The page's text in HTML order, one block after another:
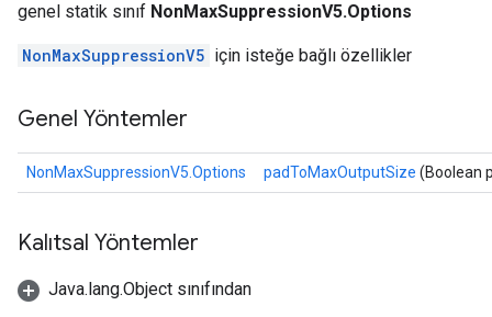
genel statik sınıf NonMaxSuppressionV5.Options
NonMaxSuppressionV5 için isteğe bağlı özellikler
Genel Yöntemler
NonMaxSuppressionV5.Options padToMaxOutputSize (Boolean
Kalıtsal Yöntemler
Java.lang.Object sınıfından